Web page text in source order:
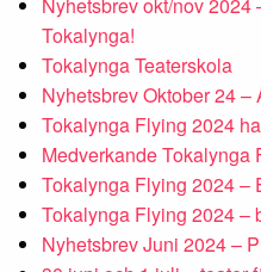
Tokalynga!
Tokalynga Teaterskola
Nyhetsbrev Oktober 24 –
Tokalynga Flying 2024
Medverkande Tokalynga
Tokalynga Flying 2024 –
Tokalynga Flying 2024 –
Nyhetsbrev Juni 2024 –